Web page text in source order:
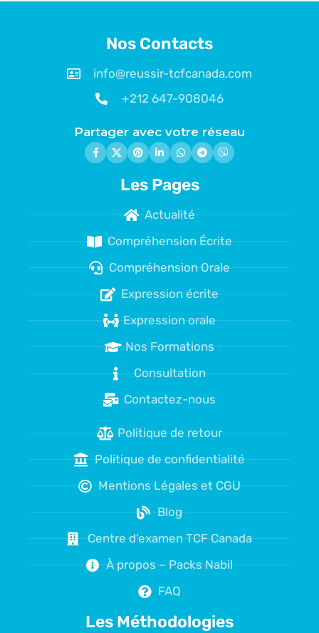
Nos Contacts
info@reussir-tcfcanada.com
+212 647-908046
Partager avec votre réseau
Les Pages
Actualité
Compréhension Écrite
Compréhension Orale
Expression écrite
Expression orale
Nos Formations
Consultation
Contactez-nous
Politique de retour
Politique de confidentialité
Mentions Légales et CGU
Blog
Centre d'examen TCF Canada
À propos – Packs Nabil
FAQ
Les Méthodologies